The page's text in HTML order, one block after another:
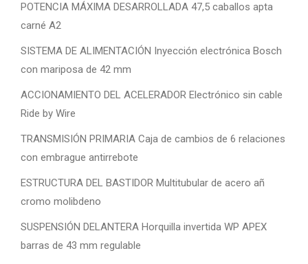
POTENCIA MÁXIMA DESARROLLADA 47,5 caballos apta
carné A2
SISTEMA DE ALIMENTACIÓN Inyección electrónica Bosch
con mariposa de 42 mm
ACCIONAMIENTO DEL ACELERADOR Electrónico sin cable
Ride by Wire
TRANSMISIÓN PRIMARIA Caja de cambios de 6 relaciones
con embrague antirrebote
ESTRUCTURA DEL BASTIDOR Multitubular de acero añ
cromo molibdeno
SUSPENSIÓN DELANTERA Horquilla invertida WP APEX
barras de 43 mm regulable